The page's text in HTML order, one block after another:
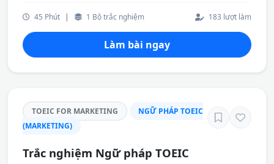
45 Phút | 1 Bộ trắc nghiệm 183 lượt làm
Làm bài ngay
TOEIC FOR MARKETING
NGỮ PHÁP TOEIC
(MARKETING)
Trắc nghiệm Ngữ pháp TOEIC